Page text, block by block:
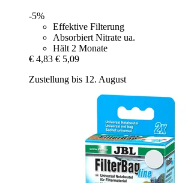
-5%
Effektive Filterung
Absorbiert Nitrate ua.
Hält 2 Monate
€ 4,83 € 5,09
Zustellung bis 12. August